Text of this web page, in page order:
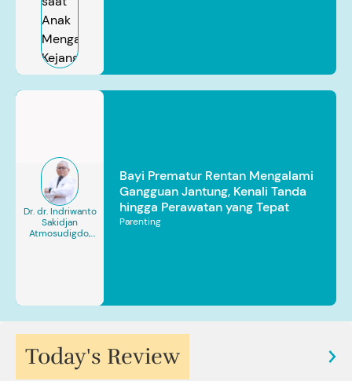
Dr. dr. Indriwanto
Sakidjan
Atmosudigdo,
Bayi Prematur Rentan Mengalami
Gangguan Jantung, Kenali Tanda
hingga Perawatan yang Tepat
Parenting
Today's Review